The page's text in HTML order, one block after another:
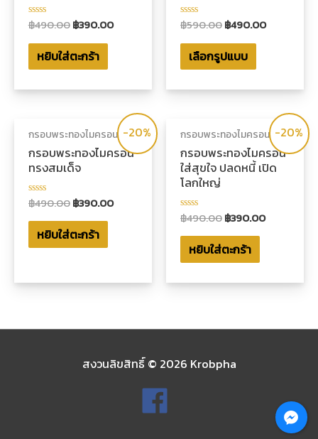
ให้
0
ตั้งแต่
5
฿490.00฿390.00
หยิบใส่ตะกร้า
ให้
0
ตั้งแต่
5
฿590.00฿490.00
เลือกรูปแบบ
-20%
กรอบพระทองไมครอน
กรอบพระทองไมครอน
ทรงสมเด็จ
ให้
0
ตั้งแต่
5
฿490.00฿390.00
หยิบใส่ตะกร้า
-20%
กรอบพระทองไมครอน
กรอบพระทองไมครอน
ใส่สุขใจ ปลดหนี้ เปิด
โลกใหญ่
ให้
0
ตั้งแต่
5
฿490.00฿390.00
หยิบใส่ตะกร้า
สงวนลิขสิทธิ์ © 2026 Krobpha